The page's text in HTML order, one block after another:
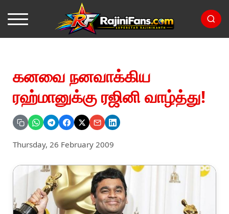
கனவை நனவாக்கிய
ரஹ்மானுக்கு ரஜினி வாழ்த்து!
Thursday, 26 February 2009